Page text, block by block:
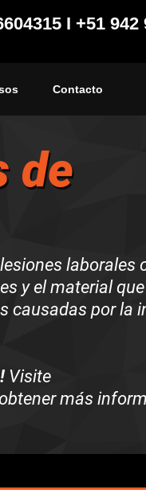
I +51 942
Contacto
de
laborales
y el material
causadas por la
Visite
más